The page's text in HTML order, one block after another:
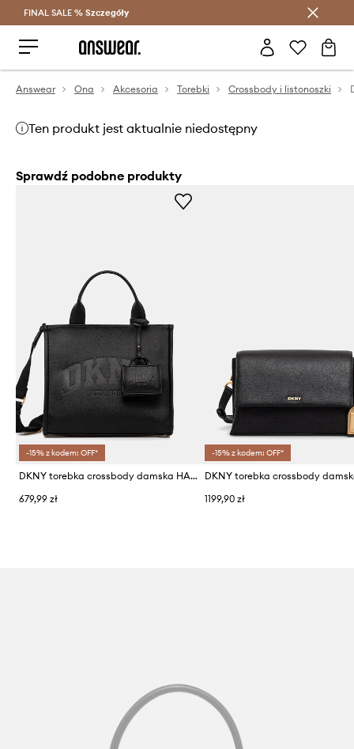
Oszczędzaj z Answear Club >
FINAL SALE % Szczegóły
Answear Ona Akcesoria Torebki Crossbody i listonoszki
Ten produkt jest aktualnie niedostępny
Sprawdź podobne produkty
-15% z kodem: OFF*
DKNY torebka crossbody damska HADLEE
679,99 zł
-15% z kodem: OFF*
1199,90 zł